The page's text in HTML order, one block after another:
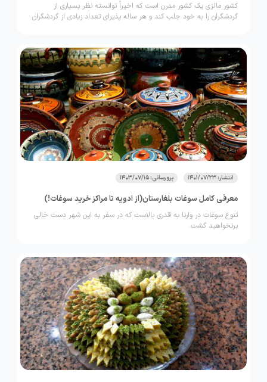
کشور مالزی یک کشور مدرن است که اخیراً توانسته نظر بسیاری از
گردشگران را به خود جلب کند و هر ساله پذیرای تعداد زیادی از گردشگران
انتشار: 1401/07/23 برورسانی: 1403/07/15
معرفی کامل سوغات بلغارستان(از ادویه تا مراکز خرید سوغات!)
تنوع سوغات در وارنا به قدری بالاست که در سفر به این شهر دست خالی
برنخواهید گشت.